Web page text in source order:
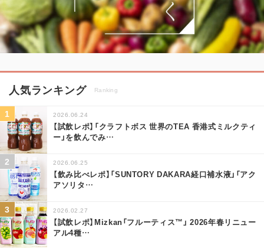
人気ランキング Ranking
2026.06.24
【試飲レポ】「クラフトボス 世界のTEA 香港式ミルクティ
ー」を飲んでみ…
2026.06.25
【飲み比べレポ】「SUNTORY DAKARA経口補水液」「アク
アソリタ…
2026.02.27
【試飲レポ】Mizkan「フルーティス™」 2026年春リニュー
アル4種…